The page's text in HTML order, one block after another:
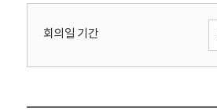
회
회의일 기간